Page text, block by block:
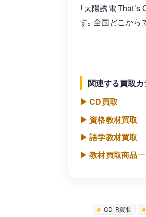
「太陽誘電
す。全国どこから
関連する買取カ
▶ CD買取
▶ 資格教材買取
▶ 語学教材買取
▶ 教材買取商品
CD-R買取